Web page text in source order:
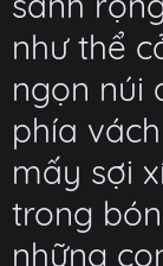
như thể
ngọn núi
phía
mấy sợi
trong
những